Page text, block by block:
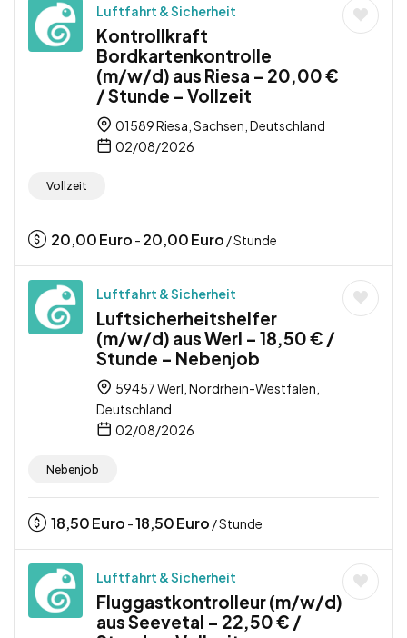
Luftfahrt & Sicherheit
Kontrollkraft
Bordkartenkontrolle
(m/w/d) aus Riesa – 20,00 €
/ Stunde – Vollzeit
01589 Riesa, Sachsen, Deutschland
02/08/2026
Vollzeit
20,00Euro - 20,00Euro / Stunde
Luftfahrt & Sicherheit
Luftsicherheitshelfer
(m/w/d) aus Werl – 18,50 € /
Stunde – Nebenjob
59457 Werl, Nordrhein-Westfalen,
Deutschland
02/08/2026
Nebenjob
18,50Euro -18,50Euro / Stunde
Luftfahrt & Sicherheit
Fluggastkontrolleur (m/w/d)
aus Seevetal – 22,50 € /